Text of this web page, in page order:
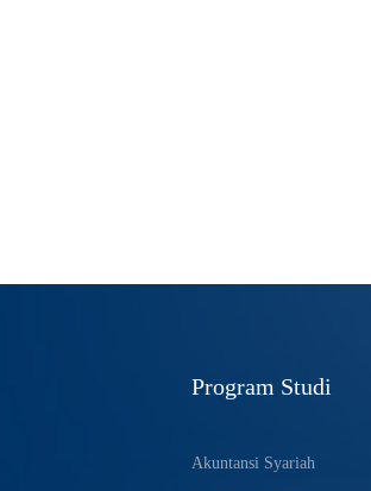
Program Studi
Akuntansi Syariah